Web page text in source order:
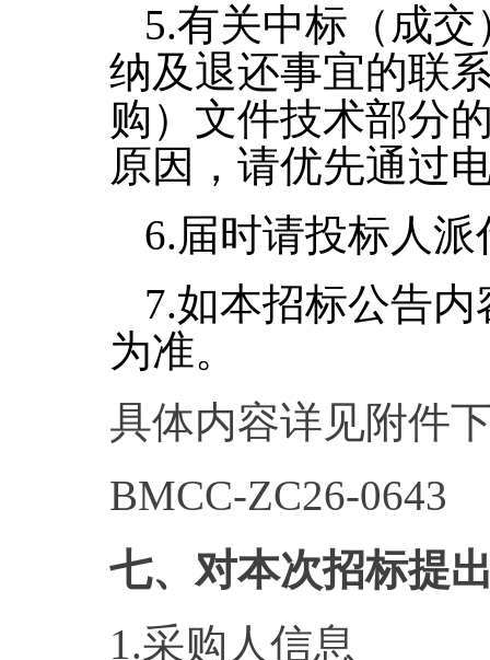
5.有关中标（成
纳及退还事宜的联
购）文件技术部分
原因，请优先通过
6.届时请投标人
7.如本招标公告
为准。
具体内容详见附件
BMCC-ZC26-0643
七、对本次招标提
1.采购人信息